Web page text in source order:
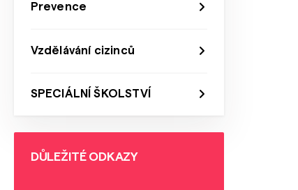
Prevence
Vzdělávání cizinců
SPECIÁLNÍ ŠKOLSTVÍ
DŮLEŽITÉ ODKAZY